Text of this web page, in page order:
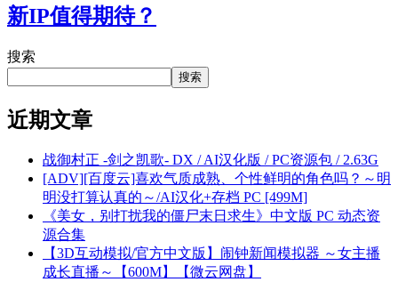
新IP值得期待？
搜索
搜索
近期文章
战御村正 -剑之凯歌- DX / AI汉化版 / PC资源包 / 2.63G
[ADV][百度云]喜欢气质成熟、个性鲜明的角色吗？～明
明没打算认真的～/AI汉化+存档 PC [499M]
《美女，别打扰我的僵尸末日求生》中文版 PC 动态资
源合集
【3D互动模拟/官方中文版】闹钟新闻模拟器 ～女主播
成长直播～【600M】【微云网盘】